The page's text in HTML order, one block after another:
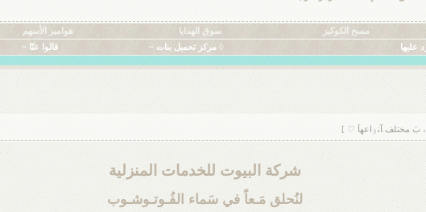
مسح الكوكيز سوق الهدايا هوامير الأسهم
عليها ◊ مركز تحميل بنات ~ قالوا عنّا ~
شركة البيوت للخدمات المنزلية
لنُحلق مَـعاً في سَماء الفُـوتـوشـوب